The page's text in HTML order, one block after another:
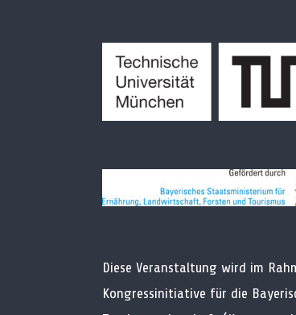
Diese Veranstaltung wird im
Kongressinitiative für die